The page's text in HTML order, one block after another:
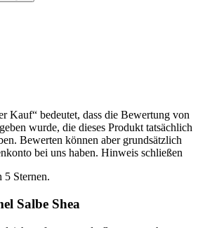
Kauf“ bedeutet, dass die Bewertung von
wurde, die dieses Produkt tatsächlich
Bewerten können aber grundsätzlich
bei uns haben. Hinweis schließen
5 Sternen.
Salbe Shea